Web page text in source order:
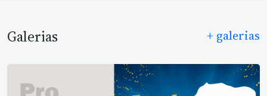
Galerias + galerias